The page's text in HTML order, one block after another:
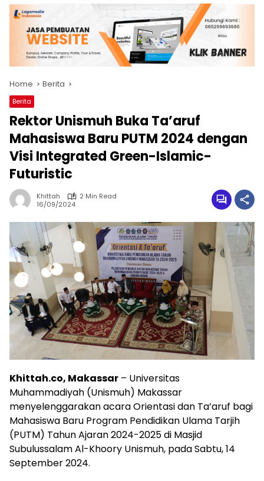
Home Berita
Berita
Rektor Unismuh Buka Ta’aruf
Mahasiswa Baru PUTM 2024 dengan
Visi Integrated Green-Islamic-
Futuristic
Khittah
2 Min Read
16/09/2024
Khittah.co, Makassar – Universitas
Muhammadiyah (Unismuh) Makassar
menyelenggarakan acara Orientasi dan Ta’aruf bagi
Mahasiswa Baru Program Pendidikan Ulama Tarjih
(PUTM) Tahun Ajaran 2024-2025 di Masjid
Subulussalam Al-Khoory Unismuh, pada Sabtu, 14
September 2024.